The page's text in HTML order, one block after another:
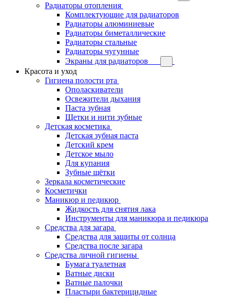
Радиаторы отопления
Комплектующие для радиаторов
Радиаторы алюминиевые
Радиаторы биметаллические
Радиаторы стальные
Радиаторы чугунные
Экраны для радиаторов
Красота и уход
Гигиена полости рта
Ополаскиватели
Освежители дыхания
Паста зубная
Щетки и нити зубные
Детская косметика
Детская зубная паста
Детский крем
Детское мыло
Для купания
Зубные щётки
Зеркала косметические
Косметички
Маникюр и педикюр
Жидкость для снятия лака
Инструменты для маникюра и педикюра
Средства для загара
Средства для защиты от солнца
Средства после загара
Средства личной гигиены
Бумага туалетная
Ватные диски
Ватные палочки
Пластыри бактерицидные